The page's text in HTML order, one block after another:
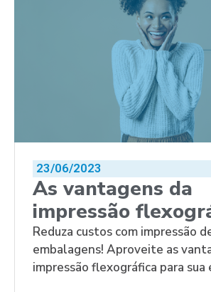
23/06/2023
As vantagens da
impressão
para embalagens
Reduza custos com impressão
embalagens! Aproveite as
impressão flexográfica para sua